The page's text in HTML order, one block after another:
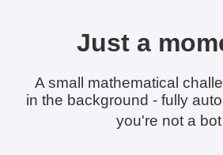
Just a
A small mathematical
in the background - fully
you're not a bot